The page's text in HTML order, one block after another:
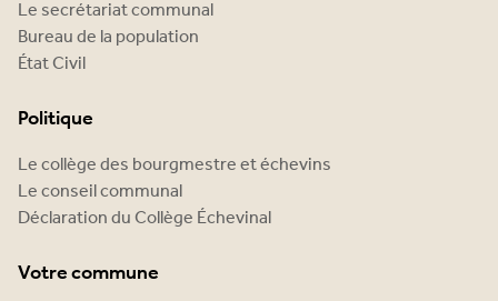
Le secrétariat communal
Bureau de la population
État Civil
Politique
Le collège des bourgmestre et échevins
Le conseil communal
Déclaration du Collège Échevinal
Votre commune